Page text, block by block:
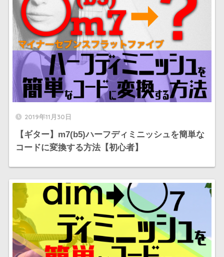
2019年11月30日
【ギター】m7(b5)ハーフディミニッシュを簡単な
コードに変換する方法【初心者】